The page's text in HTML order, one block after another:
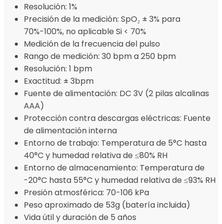
Resolución: 1%
Precisión de la medición: SpO₂ ± 3% para
70%-100%, no aplicable Si < 70%
Medición de la frecuencia del pulso
Rango de medición: 30 bpm a 250 bpm
Resolución: 1 bpm
Exactitud: ± 3bpm
Fuente de alimentación: DC 3V (2 pilas alcalinas
AAA)
Protección contra descargas eléctricas: Fuente
de alimentación interna
Entorno de trabajo: Temperatura de 5°C hasta
40°C y humedad relativa de ≤80% RH
Entorno de almacenamiento: Temperatura de
-20°C hasta 55°C y humedad relativa de ≤93% RH
Presión atmosférica: 70-106 kPa
Peso aproximado de 53g (batería incluida)
Vida útil y duración de 5 años